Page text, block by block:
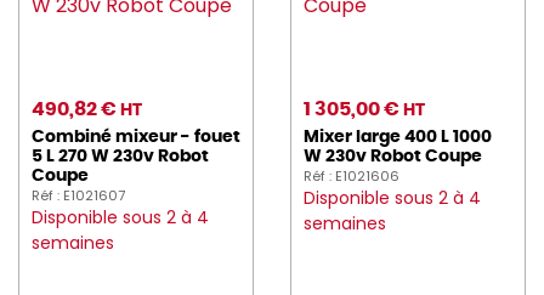
490,82 € HT
Combiné mixeur - fouet
5 L 270 W 230v Robot
Coupe
Réf : E1021607
Disponible sous 2 à 4
semaines
1 305,00 € HT
Mixer large 400 L 1000
W 230v Robot Coupe
Réf : E1021606
Disponible sous 2 à 4
semaines